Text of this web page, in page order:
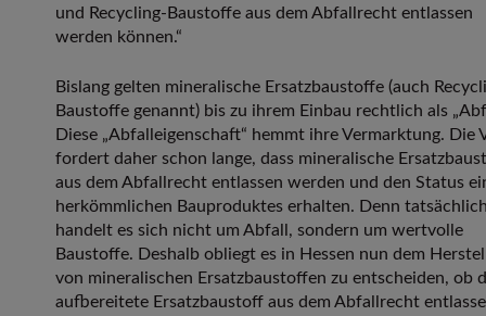
und Recycling-Baustoffe aus dem Abfallrecht entlassen
werden können.“
Bislang gelten mineralische Ersatzbaustoffe (auch
Baustoffe genannt) bis zu ihrem Einbau rechtlich als
Diese „Abfalleigenschaft“ hemmt ihre Vermarktung. Die
fordert daher schon lange, dass mineralische
aus dem Abfallrecht entlassen werden und den Status
herkömmlichen Bauproduktes erhalten. Denn
handelt es sich nicht um Abfall, sondern um wertvolle
Baustoffe. Deshalb obliegt es in Hessen nun dem
von mineralischen Ersatzbaustoffen zu entscheiden, ob
aufbereitete Ersatzbaustoff aus dem Abfallrecht